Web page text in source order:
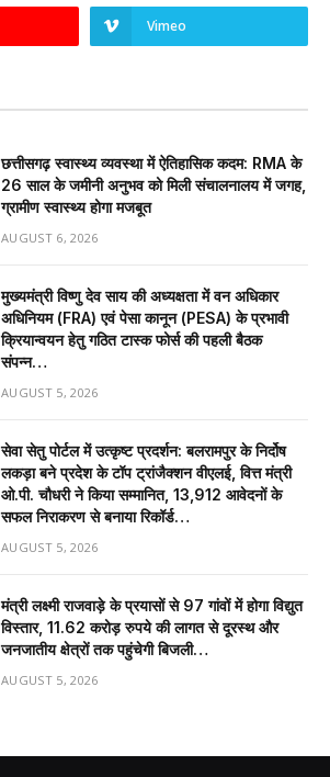
Vimeo
छत्तीसगढ़ स्वास्थ्य व्यवस्था में ऐतिहासिक कदम: RMA के
26 साल के जमीनी अनुभव को मिली संचालनालय में जगह,
ग्रामीण स्वास्थ्य होगा मजबूत
AUGUST 6, 2026
मुख्यमंत्री विष्णु देव साय की अध्यक्षता में वन अधिकार
अधिनियम (FRA) एवं पेसा कानून (PESA) के प्रभावी
क्रियान्वयन हेतु गठित टास्क फोर्स की पहली बैठक
संपन्न…
AUGUST 5, 2026
सेवा सेतु पोर्टल में उत्कृष्ट प्रदर्शन: बलरामपुर के निर्दोष
लकड़ा बने प्रदेश के टॉप ट्रांजैक्शन वीएलई, वित्त मंत्री
ओ.पी. चौधरी ने किया सम्मानित, 13,912 आवेदनों के
सफल निराकरण से बनाया रिकॉर्ड…
AUGUST 5, 2026
मंत्री लक्ष्मी राजवाड़े के प्रयासों से 97 गांवों में होगा विद्युत
विस्तार, 11.62 करोड़ रुपये की लागत से दूरस्थ और
जनजातीय क्षेत्रों तक पहुंचेगी बिजली…
AUGUST 5, 2026